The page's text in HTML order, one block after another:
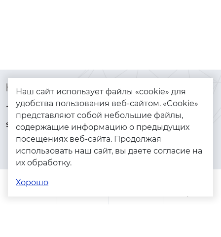
Контакты
+7 (925) 144-64-73
serebryanyye.grani@mail.ru
Каталог
Браслеты
Золото
Серебро
Помощь
Наш сайт использует файлы «cookie» для
удобства пользования веб-сайтом. «Cookie»
представляют собой небольшие файлы,
содержащие информацию о предыдущих
посещениях веб-сайта. Продолжая
использовать наш сайт, вы даете согласие на
их обработку.
Хорошо